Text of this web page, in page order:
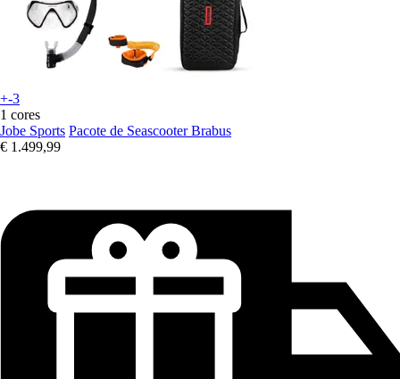
+-3
1 cores
Jobe Sports Pacote de Seascooter Brabus
€ 1.499,99